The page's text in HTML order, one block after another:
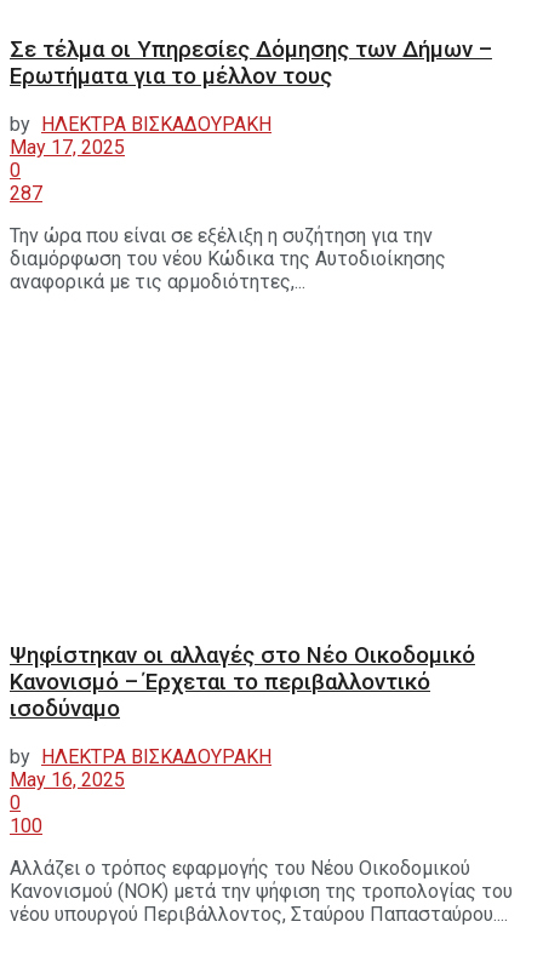
Σε τέλμα οι Υπηρεσίες Δόμησης των Δήμων –
Ερωτήματα για το μέλλον τους
by ΗΛΕΚΤΡΑ ΒΙΣΚΑΔΟΥΡΑΚΗ
May 17, 2025
0
287
Την ώρα που είναι σε εξέλιξη η συζήτηση για την
διαμόρφωση του νέου Κώδικα της Αυτοδιοίκησης
αναφορικά με τις αρμοδιότητες,...
Ψηφίστηκαν οι αλλαγές στο Νέο Οικοδομικό
Κανονισμό – Έρχεται το περιβαλλοντικό
ισοδύναμο
by ΗΛΕΚΤΡΑ ΒΙΣΚΑΔΟΥΡΑΚΗ
May 16, 2025
0
100
Αλλάζει ο τρόπος εφαρμογής του Νέου Οικοδομικού
Κανονισμού (ΝΟΚ) μετά την ψήφιση της τροπολογίας του
νέου υπουργού Περιβάλλοντος, Σταύρου Παπασταύρου....